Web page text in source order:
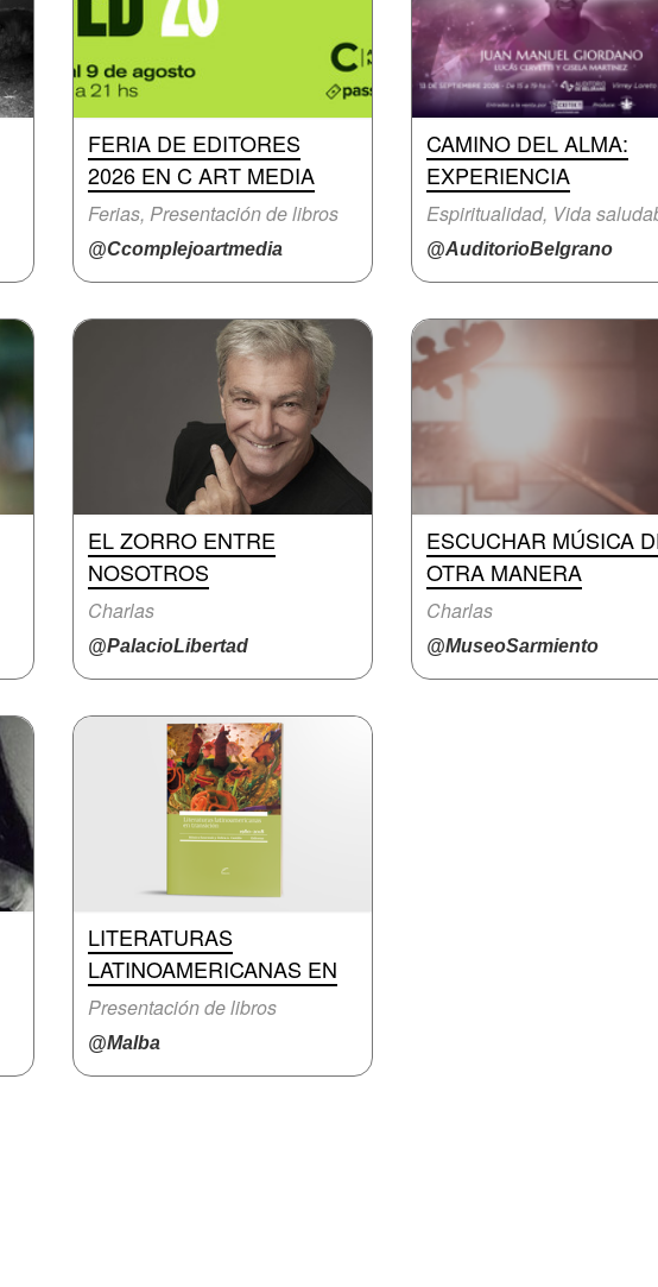
FERIA DE EDITORES
2026 EN C ART MEDIA
Ferias, Presentación de libros
@Ccomplejoartmedia
CAMINO DEL ALMA:
EXPERIENCIA
Espiritualidad, Vida
@AuditorioBelgrano
EL ZORRO ENTRE
NOSOTROS
Charlas
@PalacioLibertad
ESCUCHAR MÚSICA
OTRA MANERA
Charlas
@MuseoSarmiento
LITERATURAS
LATINOAMERICANAS EN
Presentación de libros
@Malba